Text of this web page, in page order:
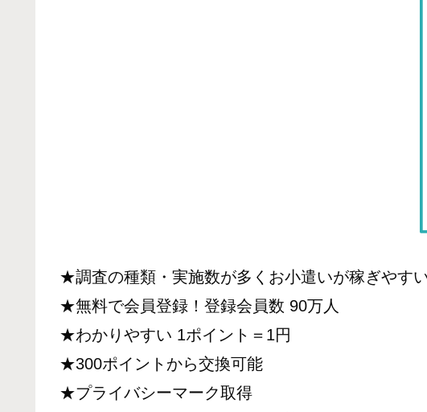
★調査の種類・実施数が多くお小遣いが稼ぎやすい
★無料で会員登録！登録会員数 90万人
★わかりやすい 1ポイント＝1円
★300ポイントから交換可能
★プライバシーマーク取得